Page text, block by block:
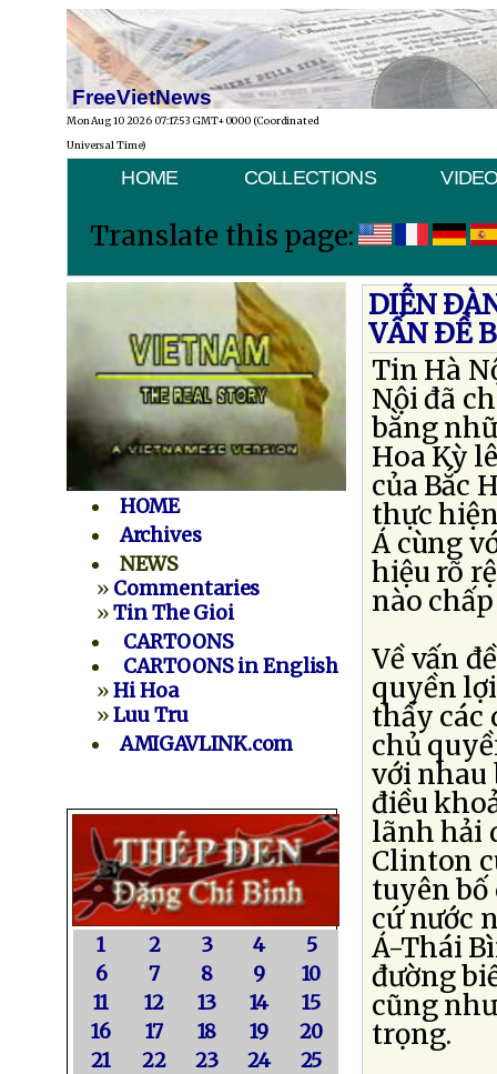
FreeVietNews
Mon Aug 10 2026 07:17:53 GMT+0000 (Coordinated
Universal Time)
HOME COLLECTIONS
Translate this page:
HOME
Archives
NEWS
» Commentaries
»Tin The Gioi
CARTOONS
CARTOONS in English
»Hi Hoa
»Luu Tru
AMIGAVLINK.com
1 2 3 4
5
6
7 8 9
10
11
12 13 14
15
16
17 18 19
20
21
22 23 24
25
DIỄN
VẤN ÐỀ
Tin Hà
Nội đã
bằng
Hoa Kỳ
của Bắc
thực
Á cùng
hiệu rõ
nào
Về vấn
quyền
thấy các
chủ
với nhau
điều
lãnh hải
Clinton
tuyên bố
cứ nước
Á-Thái
đường
cũng
trọng.